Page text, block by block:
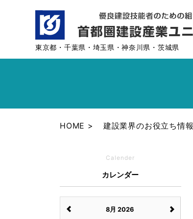
東京都・千葉県・埼玉県・神奈川県・茨城県
HOME 建設業界のお役立ち情報
Calender
カレンダー
8月 2026